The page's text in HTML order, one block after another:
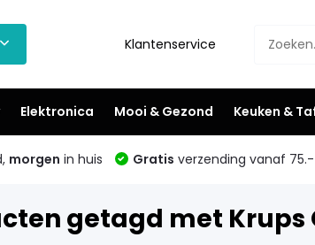
Klantenservice
Elektronica Mooi & Gezond Keuken &
morgen in huis Gratis verzending vanaf 75.-
getagd met Krups